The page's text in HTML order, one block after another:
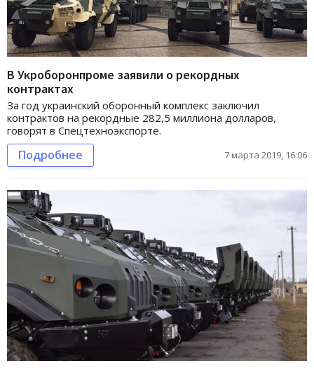
В Укроборонпроме заявили о рекордных
контрактах
За год украинский оборонный комплекс заключил
контрактов на рекордные 282,5 миллиона долларов,
говорят в Спецтехноэкспорте.
Подробнее 7 марта 2019, 16:06